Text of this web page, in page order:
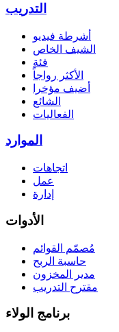
التدريب
أشرطة فيديو
الشيف الخاص
فئة
الأكثر رواجاً
أضيف مؤخرا
الشائع
الفعاليات
الموارد
اتجاهات
عمل
إدارة
الأدوات
مُصمّم القوائم
حاسبة الربح
مدير المخزون
مقترح التدريب
برنامج الولاء